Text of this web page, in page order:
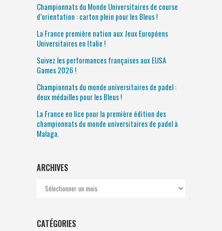
Championnats du Monde Universitaires de course
d’orientation : carton plein pour les Bleus !
La France première nation aux Jeux Européens
Universitaires en Italie !
Suivez les performances françaises aux EUSA
Games 2026 !
Championnats du monde universitaires de padel :
deux médailles pour les Bleus !
La France en lice pour la première édition des
championnats du monde universitaires de padel à
Malaga.
ARCHIVES
Archives
CATÉGORIES